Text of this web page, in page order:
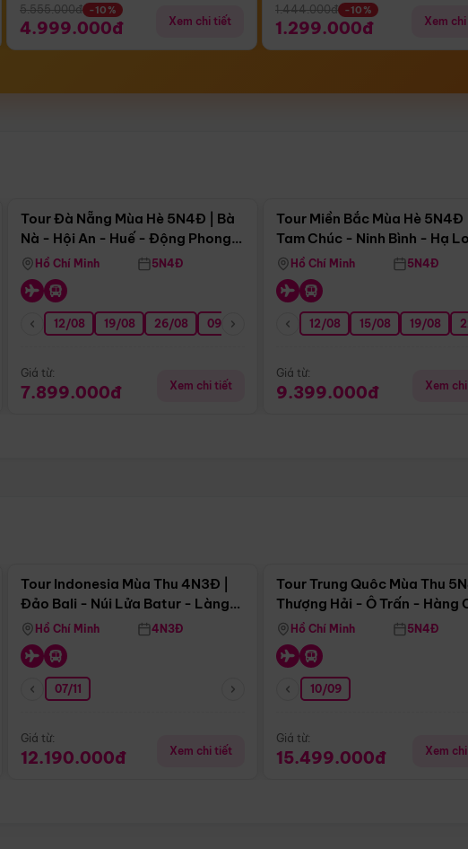
5.555.000đ -10%
4.999.000đ Xem chi tiết
1.444.000đ -10%
1.299.000đ Xem
06/09 13/09 20/09 27/09
Tour Đà Nẵng Mùa Hè 5N4Đ | Bà
Nà - Hội An - Huế - Động Phong
NhaHồ Chí Minh 5N4Đ
12/08 19/08 26/08 09/09 16/09 23/09 30/09 07/10
Giá từ:
7.899.000đ Xem chi tiết
Tour Miền Bắc Mùa Hè 5N4Đ |
Tam Chúc - Ninh Bình - Hạ
Hồ Chí Minh 5N4Đ
12/08 15/08 19/08
Giá từ:
9.399.000đ Xem
Tour Indonesia Mùa Thu 4N3Đ |
Đảo Bali - Núi Lửa Batur - Làng
Penglipuran
Hồ Chí Minh 4N3Đ
07/11
Giá từ:
12.190.000đ Xem chi tiết
Tour Trung Quôc Mùa Thu
Thượng Hải - Ô Trấn - Hàng
(Tour Không Shopping)
Hồ Chí Minh 5N4Đ
10/09
Giá từ:
15.499.000đ Xem